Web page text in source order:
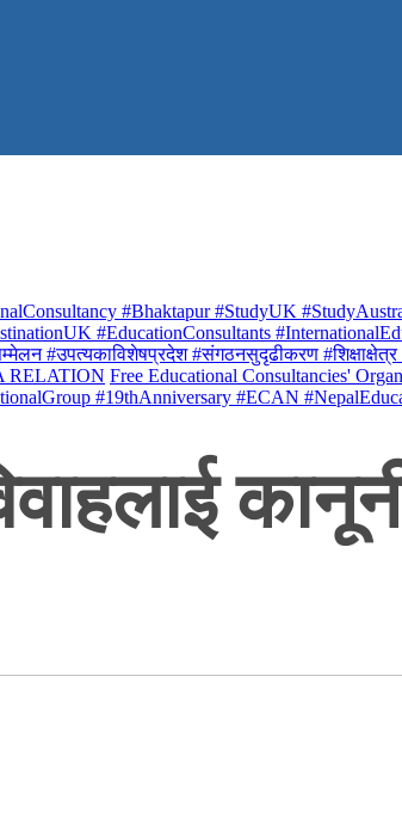
#Bhaktapur #StudyUK
#EducationConsultants
#उपत्यकाविशेषप्रदेश #संगठनसुदृढीकरण #शिक्षाक्षेत्र
RELATION Free Educational Consultancies'
#19thAnniversary #ECAN